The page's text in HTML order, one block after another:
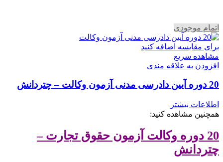
اتمام موجودی
برای مقایسه اضافه کنید
مشاهده سریع
افزودن به علاقه مندی
20 دوره آیین دادرسی مدنی آزمون وکالت – چتردانش
اطلاعات بیشتر
همچنین مشاهده کنید:
20 دوره وکالت آزمون حقوق تجارت –
چتردانش